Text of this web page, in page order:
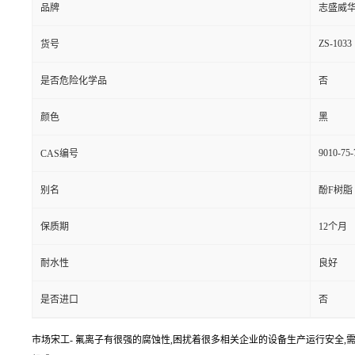
品牌 志盛威
货号 ZS-1033
是否危险化学品 否
颜色 黑
CAS编号 9010-75-
别名 酚F树脂
保质期 12个月
耐水性 良好
是否进口 否
市场宋工- 氟离子有很强的腐蚀性,困扰着很多相关企业的设备生产运行安全,需